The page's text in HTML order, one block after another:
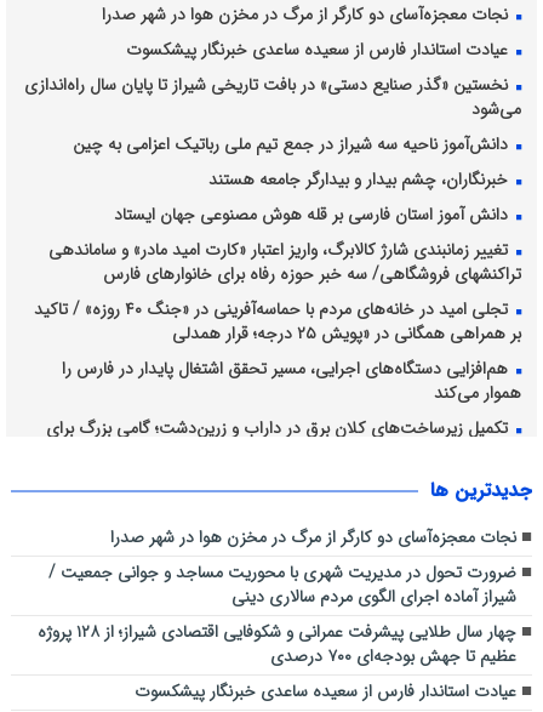
نجات معجزه‌آسای دو کارگر از مرگ در مخزن هوا در شهر صدرا
عیادت استاندار فارس از سعیده ساعدی خبرنگار پیشکسوت
نخستین «گذر صنایع دستی» در بافت تاریخی شیراز تا پایان سال راه‌اندازی
می‌شود
دانش‌آموز ناحیه سه شیراز در جمع تیم ملی رباتیک اعزامی به چین
خبرنگاران، چشم بیدار و بیدارگر جامعه هستند
دانش آموز استان فارسی بر قله هوش مصنوعی جهان ایستاد
تغییر زمانبندی شارژ کالابرگ، واریز اعتبار «کارت امید مادر» و ساماندهی
تراکنشهای فروشگاهی/ سه خبر حوزه رفاه برای خانوارهای فارس
تجلی امید در خانه‌های مردم با حماسه‌آفرینی در «جنگ ۴۰ روزه» / تاکید
بر همراهی همگانی در «پویش ۲۵ درجه؛ قرار همدلی
هم‌افزایی دستگاه‌های اجرایی، مسیر تحقق اشتغال پایدار در فارس را
هموار می‌کند
تکمیل زیرساخت‌های کلان برق در داراب و زرین‌دشت؛ گامی بزرگ برای
جديدترين ها
نجات معجزه‌آسای دو کارگر از مرگ در مخزن هوا در شهر صدرا
ضرورت تحول در مدیریت شهری با محوریت مساجد و جوانی جمعیت /
شیراز آماده اجرای الگوی مردم سالاری دینی
چهار سال طلایی پیشرفت عمرانی و شکوفایی اقتصادی شیراز؛ از ۱۲۸ پروژه
عظیم تا جهش بودجه‌ای ۷۰۰ درصدی
عیادت استاندار فارس از سعیده ساعدی خبرنگار پیشکسوت